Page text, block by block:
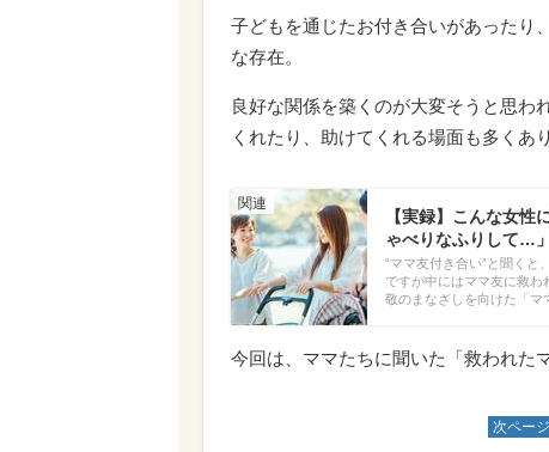
子どもを通じたお付き合いがあったり
な存在。
良好な関係を築くのが大変そうと思わ
くれたり、助けてくれる場面も多くあ
【実録】こんな女性
ゃべりなふりして…」
“ママ友付き合い”と聞くと
ですが中にはママ友に救
敬のまなざしを向けた「マ
今回は、ママたちに聞いた「救われた
次ページ